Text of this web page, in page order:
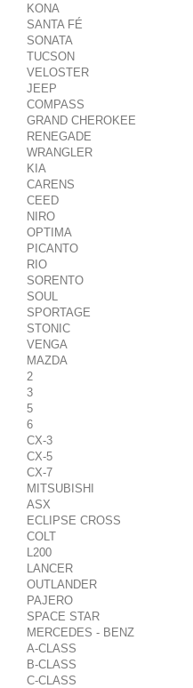
KONA
SANTA FÉ
SONATA
TUCSON
VELOSTER
JEEP
COMPASS
GRAND CHEROKEE
RENEGADE
WRANGLER
KIA
CARENS
CEED
NIRO
OPTIMA
PICANTO
RIO
SORENTO
SOUL
SPORTAGE
STONIC
VENGA
MAZDA
2
3
5
6
CX-3
CX-5
CX-7
MITSUBISHI
ASX
ECLIPSE CROSS
COLT
L200
LANCER
OUTLANDER
PAJERO
SPACE STAR
MERCEDES - BENZ
A-CLASS
B-CLASS
C-CLASS